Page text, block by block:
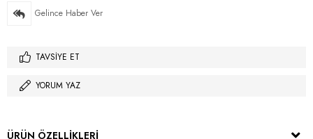
Gelince Haber Ver
TAVSIYE ET
YORUM YAZ
ÜRÜN ÖZELLIKLERI